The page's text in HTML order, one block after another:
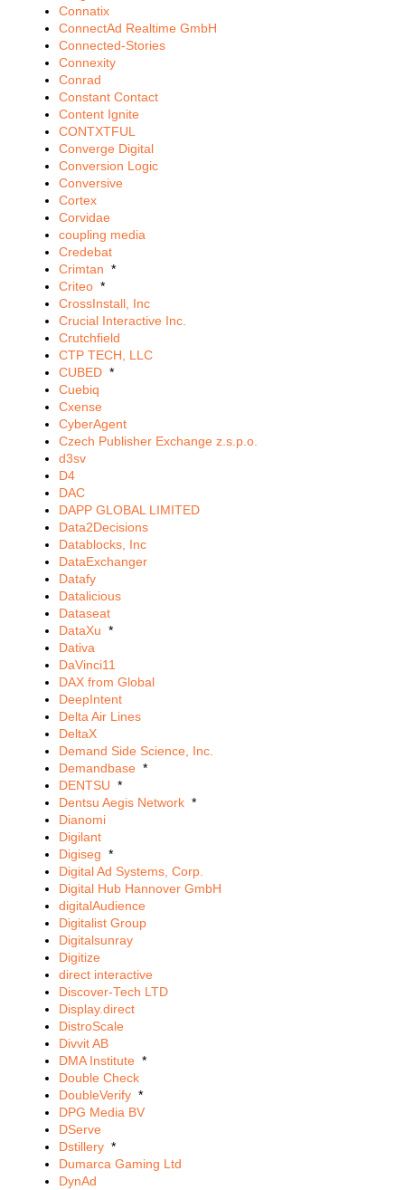
Connatix
ConnectAd Realtime GmbH
Connected-Stories
Connexity
Conrad
Constant Contact
Content Ignite
CONTXTFUL
Converge Digital
Conversion Logic
Conversive
Cortex
Corvidae
coupling media
Credebat
Crimtan *
Criteo *
CrossInstall, Inc
Crucial Interactive Inc.
Crutchfield
CTP TECH, LLC
CUBED *
Cuebiq
Cxense
CyberAgent
Czech Publisher Exchange z.s.p.o.
d3sv
D4
DAC
DAPP GLOBAL LIMITED
Data2Decisions
Datablocks, Inc
DataExchanger
Datafy
Datalicious
Dataseat
DataXu *
Dativa
DaVinci11
DAX from Global
DeepIntent
Delta Air Lines
DeltaX
Demand Side Science, Inc.
Demandbase *
DENTSU *
Dentsu Aegis Network *
Dianomi
Digilant
Digiseg *
Digital Ad Systems, Corp.
Digital Hub Hannover GmbH
digitalAudience
Digitalist Group
Digitalsunray
Digitize
direct interactive
Discover-Tech LTD
Display.direct
DistroScale
Divvit AB
DMA Institute *
Double Check
DoubleVerify *
DPG Media BV
DServe
Dstillery *
Dumarca Gaming Ltd
DynAd